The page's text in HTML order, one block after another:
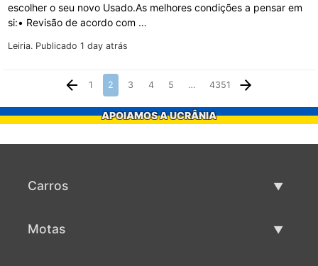
Leiria. Publicado 1 day atrás
escolher o seu novo Usado.As melhores condições a pensar em
si:• Revisão de acordo com …
1 2 3 4 5 … 4351
APOIAMOS A UCRÂNIA
Carros
Motas